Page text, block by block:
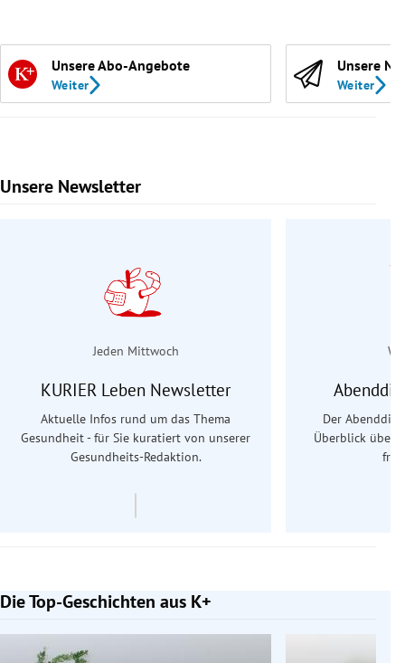
Unsere Abo-Angebote
Weiter
Unsere
Weiter
Unsere Newsletter
Slide 1 von 9
Jeden Mittwoch
KURIER Leben Newsletter
Aktuelle Infos rund um das Thema
Gesundheit - für Sie kuratiert von unserer
Gesundheits-Redaktion.
Der
Überblick über
Die Top-Geschichten aus K+
Slide 1 von 7